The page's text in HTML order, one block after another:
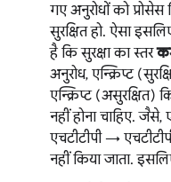
गए अनुरोधों को
सुरक्षित हो. ऐसा
है कि सुरक्षा का स्तर
अनुरोध, एन्क्रिप्ट
एन्क्रिप्ट (असुरक्षित)
नहीं होना चाहिए. जैसे,
एचटीटीपी →
नहीं किया जाता.